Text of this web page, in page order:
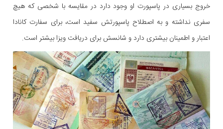
خروج بسیاری در پاسپورت او وجود دارد در مقایسه با شخصی که هیچ
سفری نداشته و به اصطلاح پاسپورتش سفید است، برای سفارت کانادا
اعتبار و اطمینان بیشتری دارد و شانسش برای دریافت ویزا بیشتر است.